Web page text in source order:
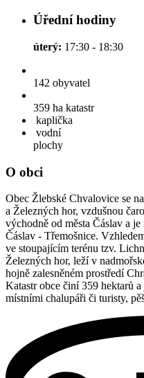
Úřední hodiny
úterý: 17:30 - 18:30
142 obyvatel
359 ha katastr
kaplička
vodní
plochy
O obci
Obec Žlebské Chvalovice se
a Železných hor, vzdušnou
východně od města Čáslav a
Čáslav - Třemošnice.
ve stoupajícím terénu tzv.
Železných hor, leží v
hojně zalesněném prostředí
Katastr obce činí 359 hektarů
místními chalupáři či turisty,